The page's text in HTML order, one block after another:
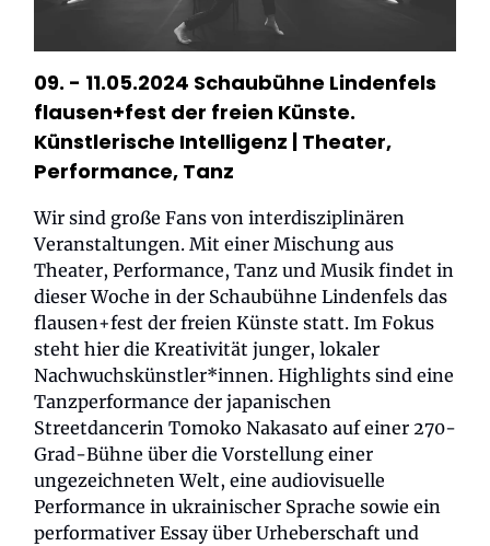
09. - 11.05.2024 Schaubühne Lindenfels
flausen+fest der freien Künste.
Künstlerische Intelligenz | Theater,
Performance, Tanz
Wir sind große Fans von interdisziplinären
Veranstaltungen. Mit einer Mischung aus
Theater, Performance, Tanz und Musik findet in
dieser Woche in der Schaubühne Lindenfels das
flausen+fest der freien Künste statt. Im Fokus
steht hier die Kreativität junger, lokaler
Nachwuchskünstler*innen. Highlights sind eine
Tanzperformance der japanischen
Streetdancerin Tomoko Nakasato auf einer 270-
Grad-Bühne über die Vorstellung einer
ungezeichneten Welt, eine audiovisuelle
Performance in ukrainischer Sprache sowie ein
performativer Essay über Urheberschaft und